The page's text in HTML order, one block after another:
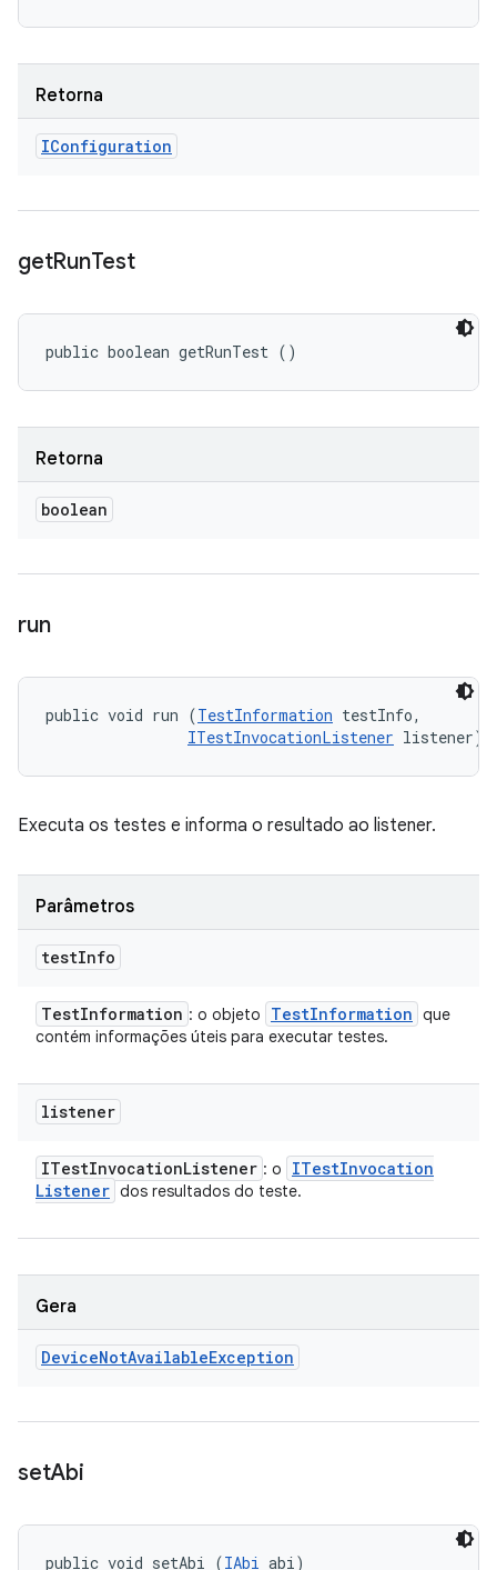
Retorna
IConfiguration
getRunTest
public boolean getRunTest ()
Retorna
boolean
run
public void run (TestInformation testInfo,
ITestInvocationListener listener)
Executa os testes e informa o resultado ao listener.
Parâmetros
testInfo
TestInformation : o objeto TestInformation que
contém informações úteis para executar testes.
listener
ITestInvocationListener : o ITestInvocation
Listener dos resultados do teste.
Gera
DeviceNotAvailableException
setAbi
public void setAbi (IAbi abi)